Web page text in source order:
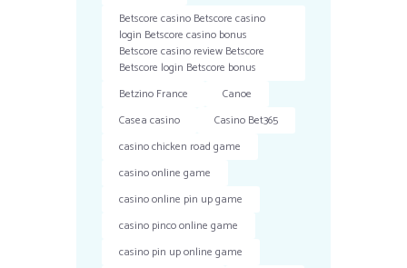
Betscore casino Betscore casino
login Betscore casino bonus
Betscore casino review Betscore
Betscore login Betscore bonus
Betzino France
Canoe
Casea casino
Casino Bet365
casino chicken road game
casino online game
casino online pin up game
casino pinco online game
casino pin up online game